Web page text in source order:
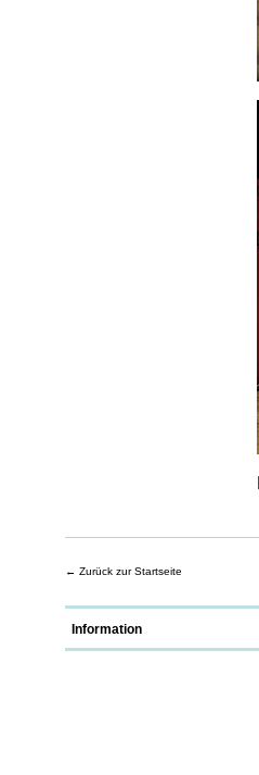
← Zurück zur Startseite
Information